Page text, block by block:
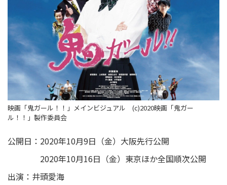
映画「鬼ガール！！」メインビジュアル (c)2020映画「鬼ガー
ル！！」製作委員会
公開日：2020年10月9日（金）大阪先行公開
2020年10月16日（金）東京ほか全国順次公開
出演：井頭愛海